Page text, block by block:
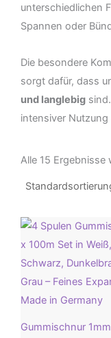
unterschiedlichen
Spannen oder
Die besondere
sorgt dafür, dass
und langlebig
intensiver Nutzung
Alle 15 Ergebnisse
Gummischnur